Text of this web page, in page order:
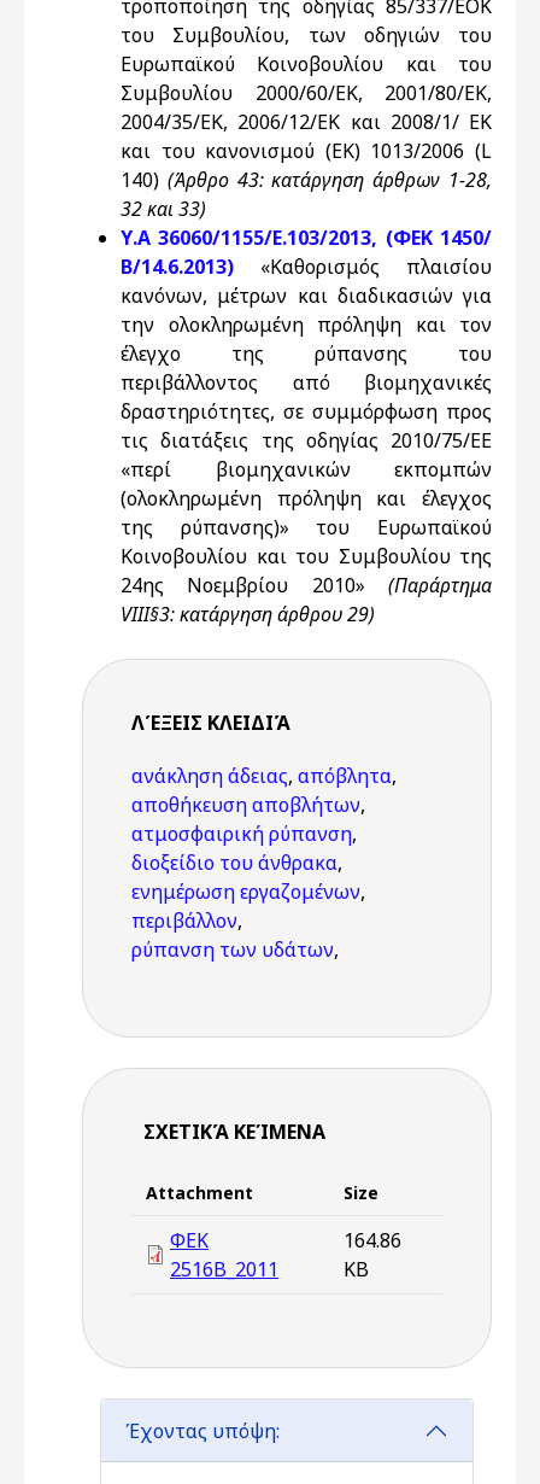
τροποποίηση της οδηγίας 85/337/ΕΟΚ
του Συμβουλίου, των οδηγιών του
Ευρωπαϊκού Κοινοβουλίου και του
Συμβουλίου 2000/60/ΕΚ, 2001/80/ΕΚ,
2004/35/ΕΚ, 2006/12/ΕΚ και 2008/1/ ΕΚ
και του κανονισμού (ΕΚ) 1013/2006 (L
140) (Άρθρο 43: κατάργηση άρθρων 1-28,
32 και 33)
Υ.Α 36060/1155/Ε.103/2013, (ΦΕΚ 1450/
Β/14.6.2013) «Καθορισμός πλαισίου
κανόνων, μέτρων και διαδικασιών για
την ολοκληρωμένη πρόληψη και τον
έλεγχο της ρύπανσης του
περιβάλλοντος από βιομηχανικές
δραστηριότητες, σε συμμόρφωση προς
τις διατάξεις της οδηγίας 2010/75/ΕΕ
«περί βιομηχανικών εκπομπών
(ολοκληρωμένη πρόληψη και έλεγχος
της ρύπανσης)» του Ευρωπαϊκού
Κοινοβουλίου και του Συμβουλίου της
24ης Νοεμβρίου 2010» (Παράρτημα
VIII§3: κατάργηση άρθρου 29)
ΛΈΞΕΙΣ KΛΕΙΔΙΆ
ανάκληση άδειας, απόβλητα,
αποθήκευση αποβλήτων,
ατμοσφαιρική ρύπανση,
διοξείδιο του άνθρακα,
ενημέρωση εργαζομένων,
περιβάλλον,
ρύπανση των υδάτων,
ΣΧΕΤΙΚΆ ΚΕΊΜΕΝΑ
Attachment Size
ΦΕΚ
2516Β_2011
164.86
KB
Έχοντας υπόψη: